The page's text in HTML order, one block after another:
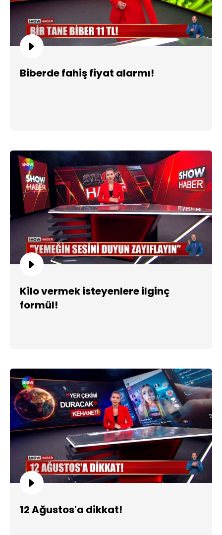
Biberde fahiş fiyat alarmı!
Kilo vermek isteyenlere ilginç
formül!
12 Ağustos'a dikkat!